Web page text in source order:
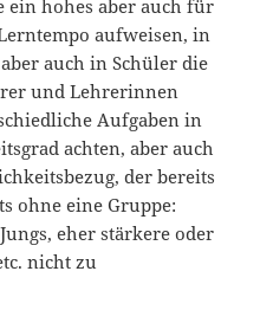
hohes aber auch für
aufweisen, in
auch in Schüler die
und Lehrerinnen
Aufgaben in
achten, aber auch
der bereits
ohne eine Gruppe:
eher stärkere oder
nicht zu